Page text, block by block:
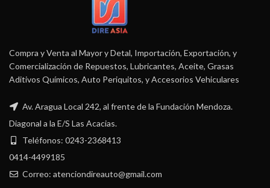
Compra y Venta al Mayor y Detal, Importación, Exportación, y
Comercialización de Repuestos, Lubricantes, Aceite, Grasas
Aditivos Químicos, Auto Periquitos, y Accesorios Vehiculares
Av. Aragua Local 242, al frente de la Fundación Mendoza.
Diagonal a la E/S Las Acacias.
Teléfonos: 0243-2368413
0414-4499185
Correo: atenciondireauto@gmail.com